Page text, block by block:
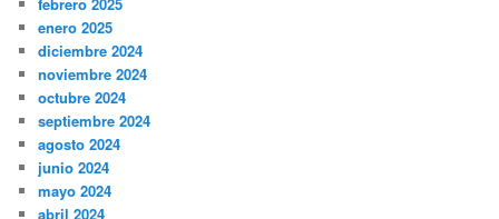
enero 2025
diciembre 2024
noviembre 2024
octubre 2024
septiembre 2024
agosto 2024
junio 2024
mayo 2024
abril 2024